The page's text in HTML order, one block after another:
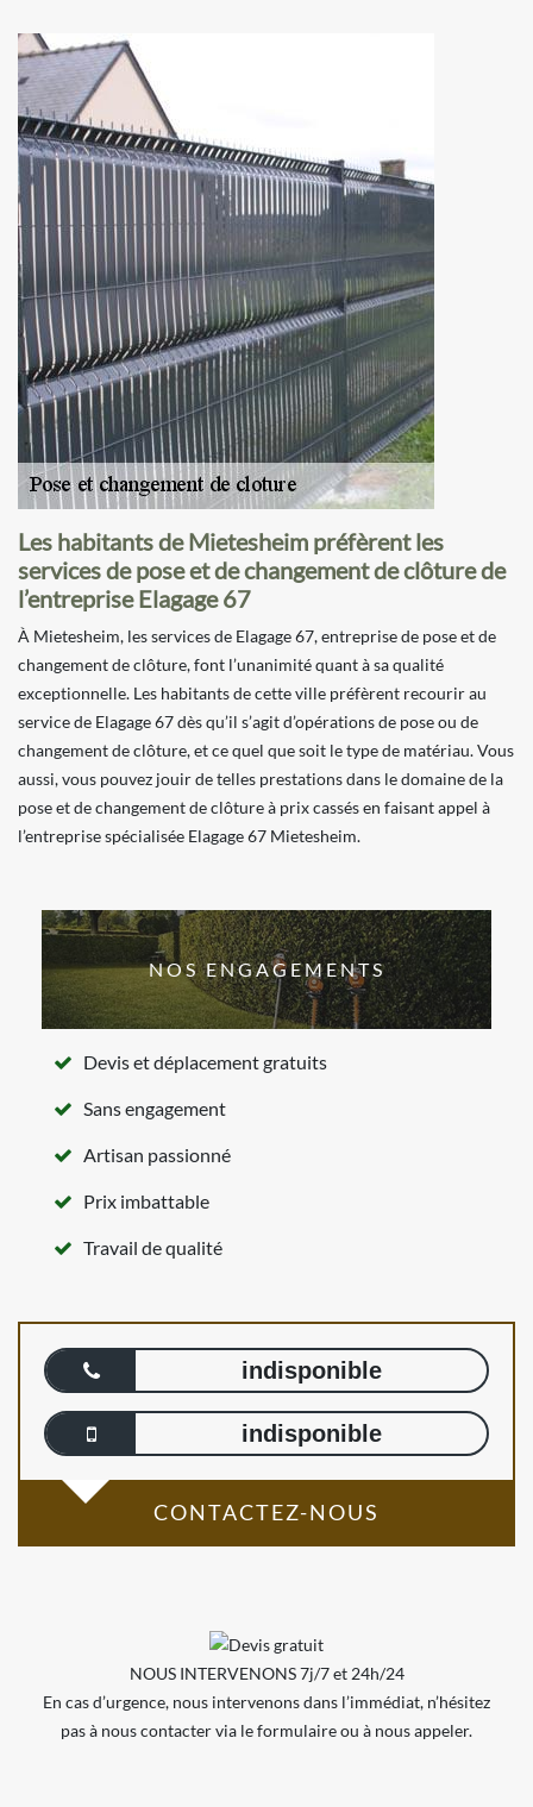
Les habitants de Mietesheim préfèrent les
services de pose et de changement de clôture de
l’entreprise Elagage 67
À Mietesheim, les services de Elagage 67, entreprise de pose et de
changement de clôture, font l’unanimité quant à sa qualité
exceptionnelle. Les habitants de cette ville préfèrent recourir au
service de Elagage 67 dès qu’il s’agit d’opérations de pose ou de
changement de clôture, et ce quel que soit le type de matériau. Vous
aussi, vous pouvez jouir de telles prestations dans le domaine de la
pose et de changement de clôture à prix cassés en faisant appel à
l’entreprise spécialisée Elagage 67 Mietesheim.
NOS ENGAGEMENTS
Devis et déplacement gratuits
Sans engagement
Artisan passionné
Prix imbattable
Travail de qualité
indisponible
indisponible
CONTACTEZ-NOUS
NOUS INTERVENONS 7j/7 et 24h/24
En cas d’urgence, nous intervenons dans l’immédiat, n’hésitez
pas à nous contacter via le formulaire ou à nous appeler.